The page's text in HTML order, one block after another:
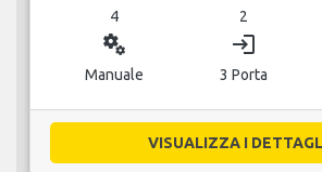
4 2
miscellaneous_services
Manuale
login
3 Porta
VISUALIZZA I